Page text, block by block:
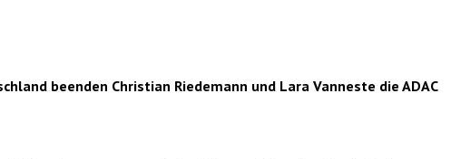
beenden Christian Riedemann und Lara Vanneste die ADAC